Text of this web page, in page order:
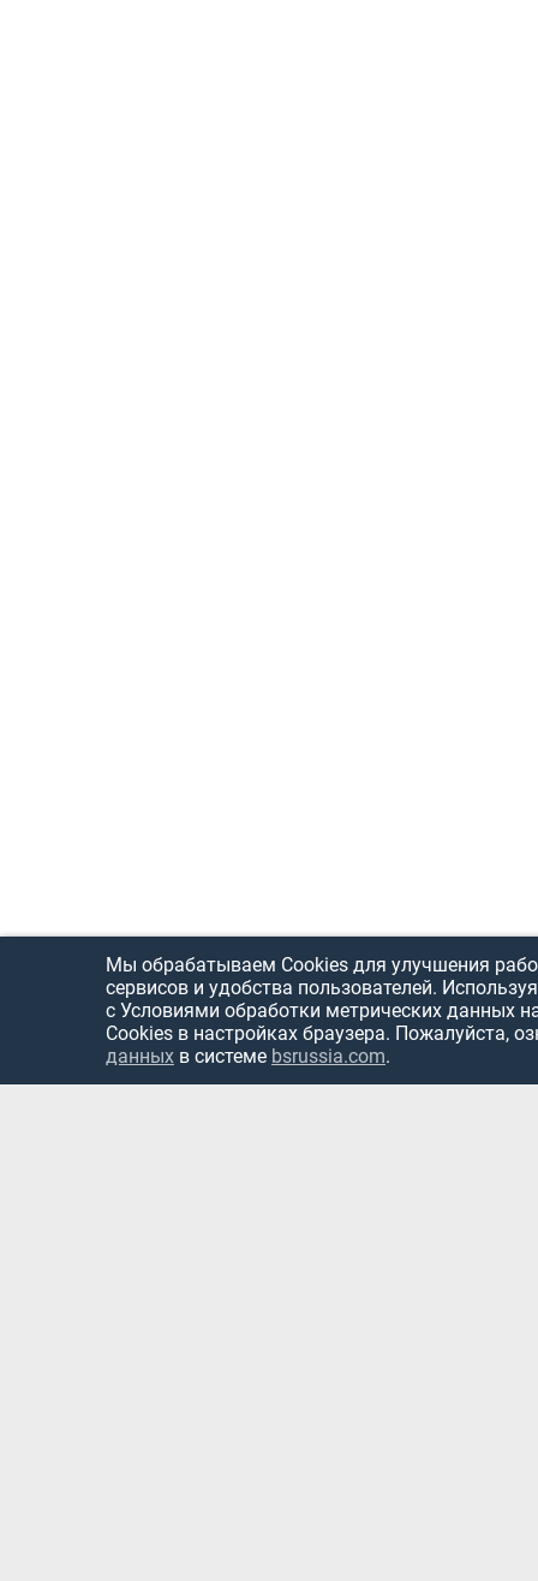
Мы обрабатываем Cookies для улучшения
сервисов и удобства пользователей.
с Условиями обработки метрических данных
Cookies в настройках браузера. Пожалуйста,
данных в системе bsrussia.com.